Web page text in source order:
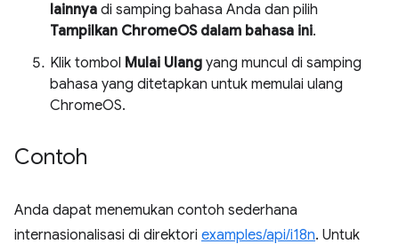
lainnya di samping bahasa Anda dan pilih
Tampilkan ChromeOS dalam bahasa ini.
Klik tombol Mulai Ulang yang muncul di samping
bahasa yang ditetapkan untuk memulai ulang
ChromeOS.
Contoh
Anda dapat menemukan contoh sederhana
internasionalisasi di direktori examples/api/i18n. Untuk